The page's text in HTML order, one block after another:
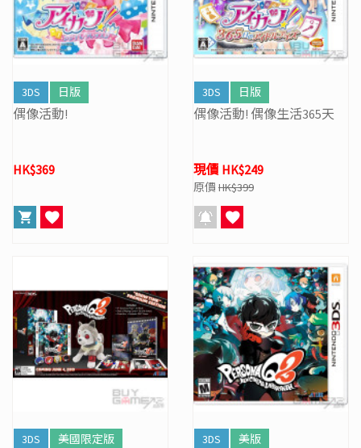
[07/12] 24周年購物折第3彈: 聖誕新年優惠 (1-31 DEC 2025)
[02/07] PS5/ XBox Grand Theft Auto VI 香港版預訂後續跟進
3DS 日版
偶像活動!
HK$369
3DS 日版
偶像活動! 偶像生活365天
現價 HK$249
原價 HK$399
3DS 美國限定版 3DS 美版